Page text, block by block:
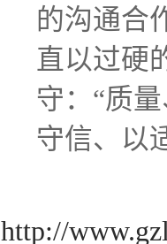
的沟通合
直以过硬
守：“质
守信、以
http://